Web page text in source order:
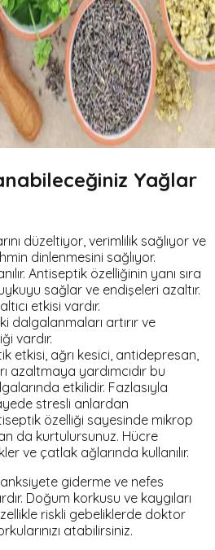
Yağlar
düzeltiyor, verimlilik sağlıyor ve
dinlenmesini sağlıyor.
Antiseptik özelliğinin yanı sıra
sağlar ve endişeleri azaltır.
etkisi vardır.
dalgalanmaları artırır ve
vardır.
etkisi, ağrı kesici, antidepresan,
azaltmaya yardımcıdır bu
etkilidir. Fazlasıyla
stresli anlardan
özelliği sayesinde mikrop
da kurtulursunuz. Hücre
ve çatlak ağlarında kullanılır.
giderme ve nefes
Doğum korkusu ve kaygıları
riskli gebeliklerde doktor
atabilirsiniz.